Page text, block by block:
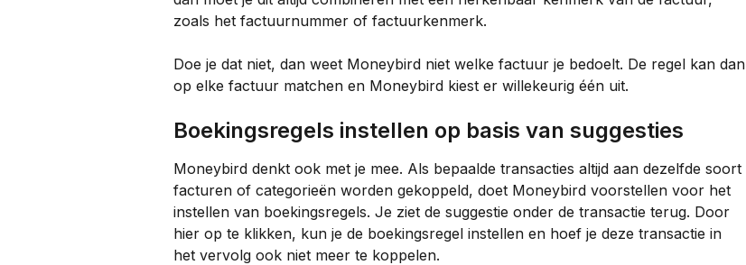
zoals het factuurnummer of factuurkenmerk.
Doe je dat niet, dan weet Moneybird niet welke factuur je bedoelt. De regel kan dan
op elke factuur matchen en Moneybird kiest er willekeurig één uit.
Boekingsregels instellen op basis van suggesties
Moneybird denkt ook met je mee. Als bepaalde transacties altijd aan dezelfde soort
facturen of categorieën worden gekoppeld, doet Moneybird voorstellen voor het
instellen van boekingsregels. Je ziet de suggestie onder de transactie terug. Door
hier op te klikken, kun je de boekingsregel instellen en hoef je deze transactie in
het vervolg ook niet meer te koppelen.